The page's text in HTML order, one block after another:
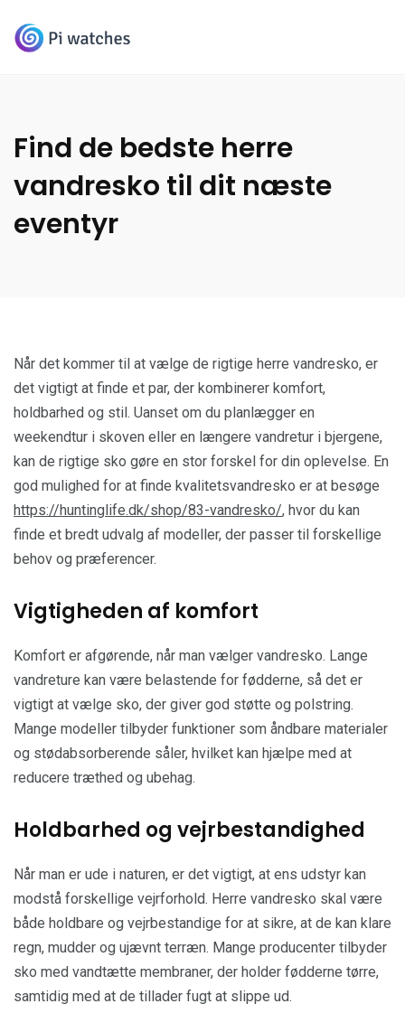
Find de bedste herre
vandresko til dit næste
eventyr
Når det kommer til at vælge de rigtige herre vandresko, er
det vigtigt at finde et par, der kombinerer komfort,
holdbarhed og stil. Uanset om du planlægger en
weekendtur i skoven eller en længere vandretur i bjergene,
kan de rigtige sko gøre en stor forskel for din oplevelse. En
god mulighed for at finde kvalitetsvandresko er at besøge
https://huntinglife.dk/shop/83-vandresko/, hvor du kan
finde et bredt udvalg af modeller, der passer til forskellige
behov og præferencer.
Vigtigheden af komfort
Komfort er afgørende, når man vælger vandresko. Lange
vandreture kan være belastende for fødderne, så det er
vigtigt at vælge sko, der giver god støtte og polstring.
Mange modeller tilbyder funktioner som åndbare materialer
og stødabsorberende såler, hvilket kan hjælpe med at
reducere træthed og ubehag.
Holdbarhed og vejrbestandighed
Når man er ude i naturen, er det vigtigt, at ens udstyr kan
modstå forskellige vejrforhold. Herre vandresko skal være
både holdbare og vejrbestandige for at sikre, at de kan klare
regn, mudder og ujævnt terræn. Mange producenter tilbyder
sko med vandtætte membraner, der holder fødderne tørre,
samtidig med at de tillader fugt at slippe ud.